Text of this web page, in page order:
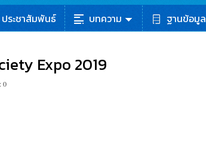
ประชาสัมพันธ์ บทความ ฐานข้อมูล
Expo 2019
0